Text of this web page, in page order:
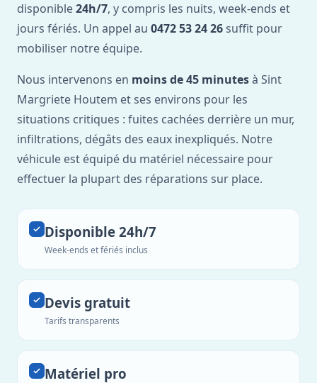
disponible24h/7, y compris les nuits, week-ends et
jours fériés. Un appel au 0472 53 24 26 suffit pour
mobiliser notre équipe.
Nous intervenons en moins de 45 minutesà Sint
Margriete Houtem et ses environs pour les
situations critiques : fuites cachées derrière un mur,
infiltrations, dégâts des eaux inexpliqués. Notre
véhicule est équipé du matériel nécessaire pour
effectuer la plupart des réparations sur place.
Disponible 24h/7
Week-ends et fériés inclus
Devis gratuit
Tarifs transparents
Matériel pro